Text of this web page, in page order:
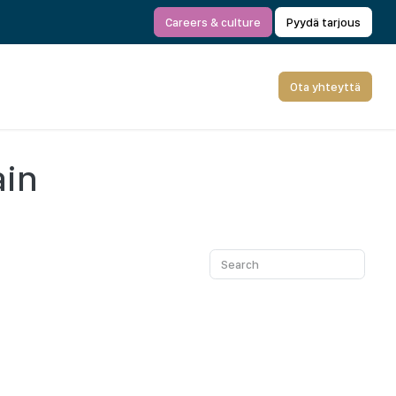
Careers & culture Pyydä tarjous
Ota yhteyttä